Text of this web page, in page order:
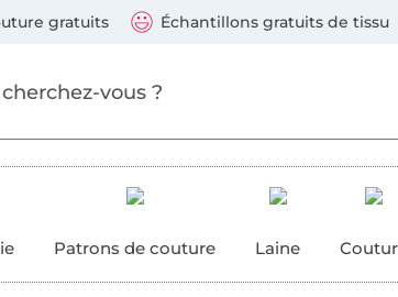
gratuits Échantillons gratuits de tissu
Patrons de couture Laine
suivants : Visa, Mastercard, Carte bleue,